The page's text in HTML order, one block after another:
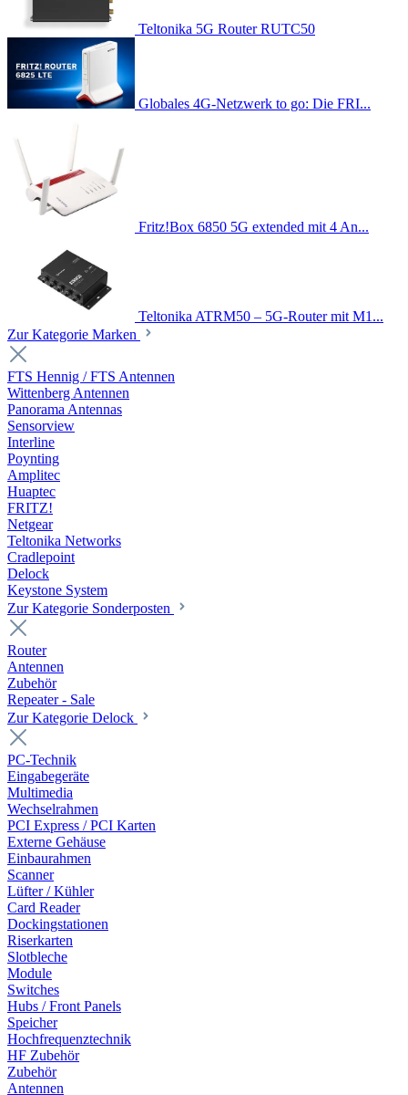
Teltonika 5G Router RUTC50
Globales 4G-Netzwerk to go: Die FRI...
Fritz!Box 6850 5G extended mit 4 An...
Teltonika ATRM50 – 5G-Router mit M1...
Zur Kategorie Marken
FTS Hennig / FTS Antennen
Wittenberg Antennen
Panorama Antennas
Sensorview
Interline
Poynting
Amplitec
Huaptec
FRITZ!
Netgear
Teltonika Networks
Cradlepoint
Delock
Keystone System
Zur Kategorie Sonderposten
Router
Antennen
Zubehör
Repeater - Sale
Zur Kategorie Delock
PC-Technik
Eingabegeräte
Multimedia
Wechselrahmen
PCI Express / PCI Karten
Externe Gehäuse
Einbaurahmen
Scanner
Lüfter / Kühler
Card Reader
Dockingstationen
Riserkarten
Slotbleche
Module
Switches
Hubs / Front Panels
Speicher
Hochfrequenztechnik
HF Zubehör
Zubehör
Antennen